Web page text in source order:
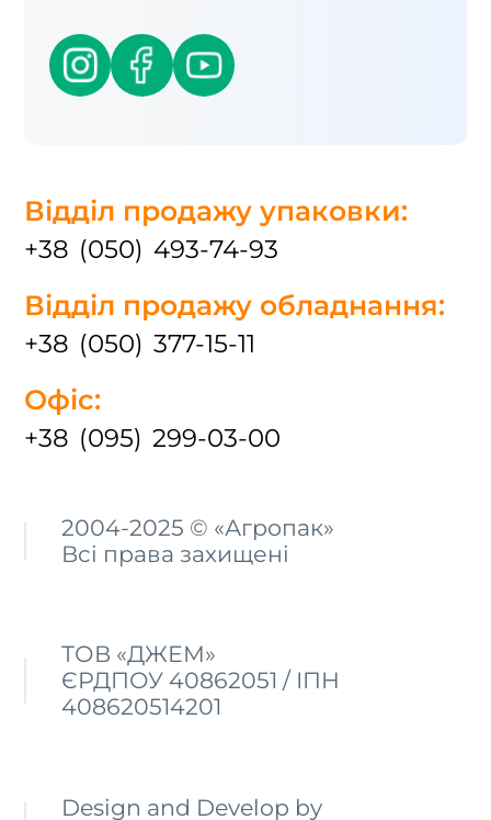
Відділ продажу упаковки:
+38 (050) 493-74-93
Відділ продажу обладнання:
+38 (050) 377-15-11
Офіс:
+38 (095) 299-03-00
2004-2025 © «Агропак»
Всі права захищені
ТОВ «ДЖЕМ»
ЄРДПОУ 40862051 / ІПН
408620514201
Design and Develop by